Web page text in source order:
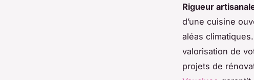
Rigueur
d’une cuisine
aléas
valorisation de
projets de